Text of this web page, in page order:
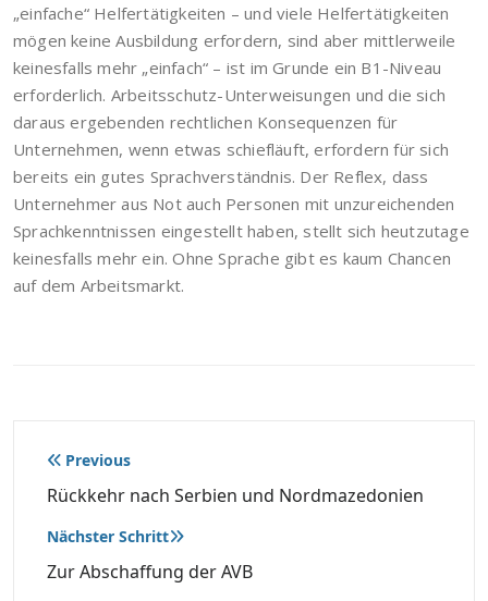
„einfache“ Helfertätigkeiten – und viele Helfertätigkeiten
mögen keine Ausbildung erfordern, sind aber mittlerweile
keinesfalls mehr „einfach“ – ist im Grunde ein B1-Niveau
erforderlich. Arbeitsschutz-Unterweisungen und die sich
daraus ergebenden rechtlichen Konsequenzen für
Unternehmen, wenn etwas schiefläuft, erfordern für sich
bereits ein gutes Sprachverständnis. Der Reflex, dass
Unternehmer aus Not auch Personen mit unzureichenden
Sprachkenntnissen eingestellt haben, stellt sich heutzutage
keinesfalls mehr ein. Ohne Sprache gibt es kaum Chancen
auf dem Arbeitsmarkt.
Beitragsnavigation
Previous
Rückkehr nach Serbien und Nordmazedonien
Nächster Schritt
Zur Abschaffung der AVB